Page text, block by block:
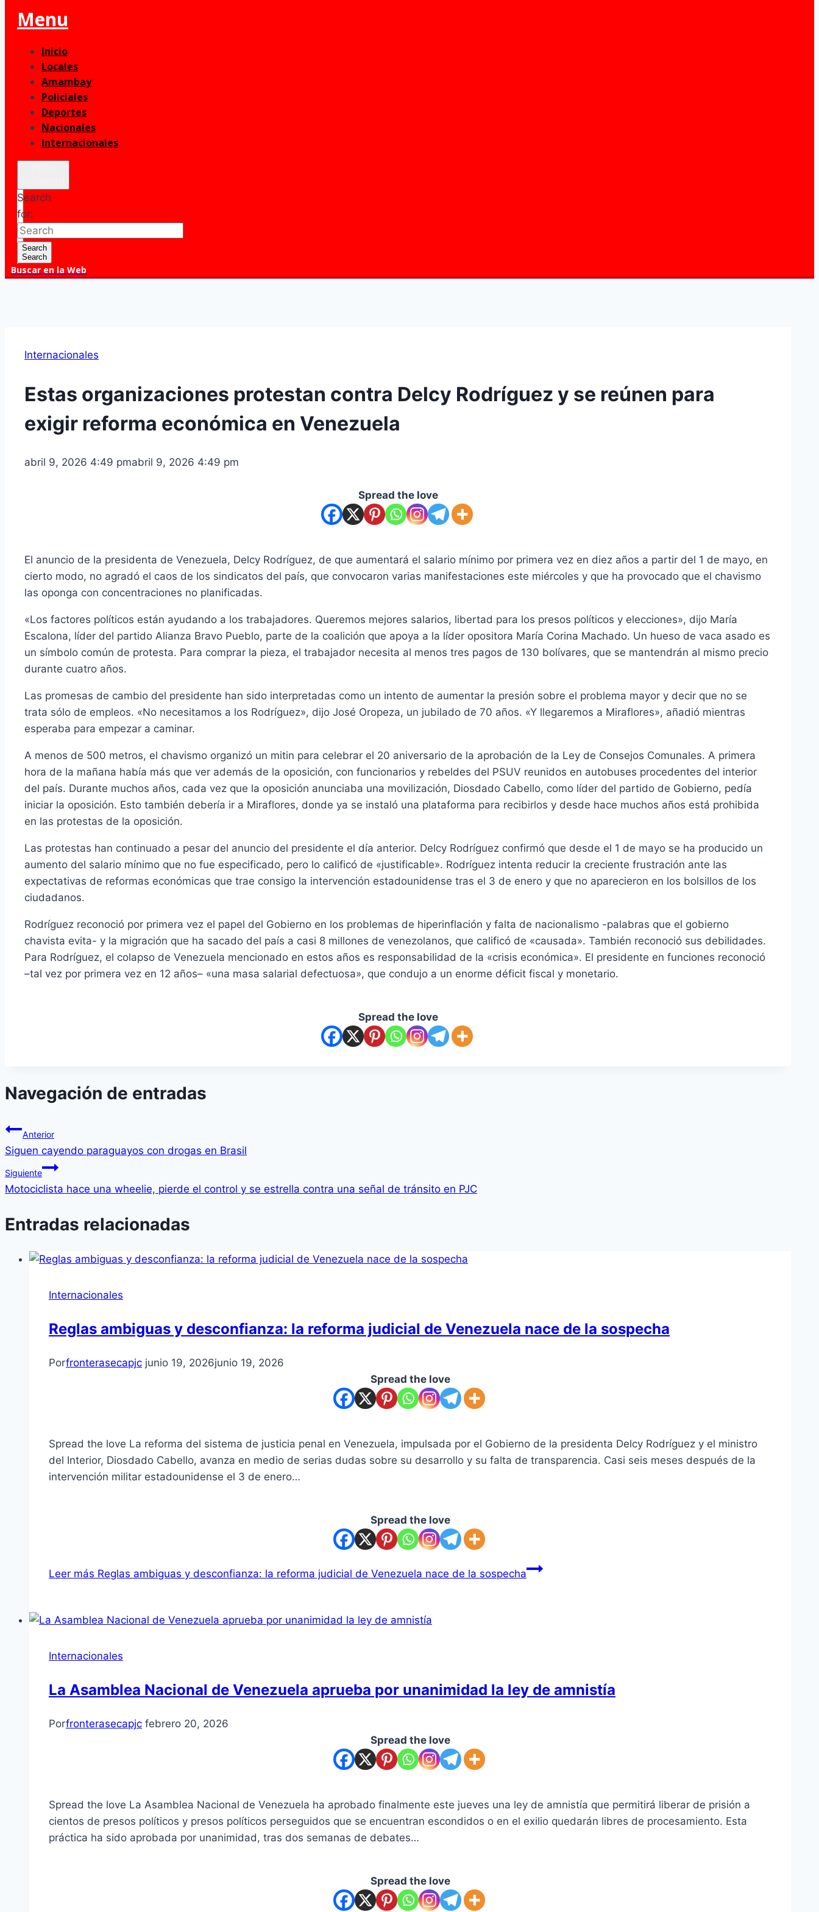
Menu
Inicio
Locales
Amambay
Policiales
Deportes
Nacionales
Internacionales
Search
for:
Search
Search
Buscar en la Web
Internacionales
Estas organizaciones protestan contra Delcy Rodríguez y se reúnen para
exigir reforma económica en Venezuela
abril 9, 2026 4:49 pmabril 9, 2026 4:49 pm
Spread the love
El anuncio de la presidenta de Venezuela, Delcy Rodríguez, de que aumentará el salario mínimo por primera vez en diez años a partir del 1 de mayo, en
cierto modo, no agradó el caos de los sindicatos del país, que convocaron varias manifestaciones este miércoles y que ha provocado que el chavismo
las oponga con concentraciones no planificadas.
«Los factores políticos están ayudando a los trabajadores. Queremos mejores salarios, libertad para los presos políticos y elecciones», dijo María
Escalona, ​​líder del partido Alianza Bravo Pueblo, parte de la coalición que apoya a la líder opositora María Corina Machado. Un hueso de vaca asado es
un símbolo común de protesta. Para comprar la pieza, el trabajador necesita al menos tres pagos de 130 bolívares, que se mantendrán al mismo precio
durante cuatro años.
Las promesas de cambio del presidente han sido interpretadas como un intento de aumentar la presión sobre el problema mayor y decir que no se
trata sólo de empleos. «No necesitamos a los Rodríguez», dijo José Oropeza, un jubilado de 70 años. «Y llegaremos a Miraflores», añadió mientras
esperaba para empezar a caminar.
A menos de 500 metros, el chavismo organizó un mitin para celebrar el 20 aniversario de la aprobación de la Ley de Consejos Comunales. A primera
hora de la mañana había más que ver además de la oposición, con funcionarios y rebeldes del PSUV reunidos en autobuses procedentes del interior
del país. Durante muchos años, cada vez que la oposición anunciaba una movilización, Diosdado Cabello, como líder del partido de Gobierno, pedía
iniciar la oposición. Esto también debería ir a Miraflores, donde ya se instaló una plataforma para recibirlos y desde hace muchos años está prohibida
en las protestas de la oposición.
Las protestas han continuado a pesar del anuncio del presidente el día anterior. Delcy Rodríguez confirmó que desde el 1 de mayo se ha producido un
aumento del salario mínimo que no fue especificado, pero lo calificó de «justificable». Rodríguez intenta reducir la creciente frustración ante las
expectativas de reformas económicas que trae consigo la intervención estadounidense tras el 3 de enero y que no aparecieron en los bolsillos de los
ciudadanos.
Rodríguez reconoció por primera vez el papel del Gobierno en los problemas de hiperinflación y falta de nacionalismo -palabras que el gobierno
chavista evita- y la migración que ha sacado del país a casi 8 millones de venezolanos, que calificó de «causada». También reconoció sus debilidades.
Para Rodríguez, el colapso de Venezuela mencionado en estos años es responsabilidad de la «crisis económica». El presidente en funciones reconoció
–tal vez por primera vez en 12 años– «una masa salarial defectuosa», que condujo a un enorme déficit fiscal y monetario.
Spread the love
Navegación de entradas
Anterior
Siguen cayendo paraguayos con drogas en Brasil
Siguiente
Motociclista hace una wheelie, pierde el control y se estrella contra una señal de tránsito en PJC
Entradas relacionadas
Internacionales
Reglas ambiguas y desconfianza: la reforma judicial de Venezuela nace de la sospecha
Porfronterasecapjc junio 19, 2026junio 19, 2026
Spread the love
Spread the love La reforma del sistema de justicia penal en Venezuela, impulsada por el Gobierno de la presidenta Delcy Rodríguez y el ministro
del Interior, Diosdado Cabello, avanza en medio de serias dudas sobre su desarrollo y su falta de transparencia. Casi seis meses después de la
intervención militar estadounidense el 3 de enero…
Spread the love
Leer más Reglas ambiguas y desconfianza: la reforma judicial de Venezuela nace de la sospecha
Internacionales
La Asamblea Nacional de Venezuela aprueba por unanimidad la ley de amnistía
Porfronterasecapjc febrero 20, 2026
Spread the love
Spread the love La Asamblea Nacional de Venezuela ha aprobado finalmente este jueves una ley de amnistía que permitirá liberar de prisión a
cientos de presos políticos y presos políticos perseguidos que se encuentran escondidos o en el exilio quedarán libres de procesamiento. Esta
práctica ha sido aprobada por unanimidad, tras dos semanas de debates…
Spread the love